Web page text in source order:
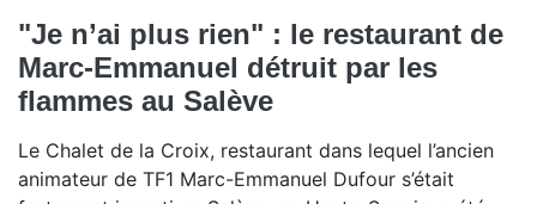
"Je n’ai plus rien" : le restaurant de
Marc-Emmanuel détruit par les
flammes au Salève
Le Chalet de la Croix, restaurant dans lequel l’ancien
animateur de TF1 Marc-Emmanuel Dufour s’était